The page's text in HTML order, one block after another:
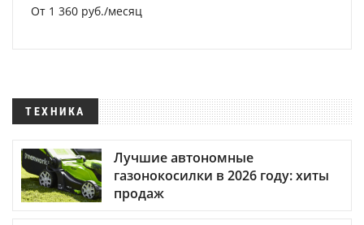
От 1 360 руб./месяц
ТЕХНИКА
Лучшие автономные
газонокосилки в 2026 году: хиты
продаж